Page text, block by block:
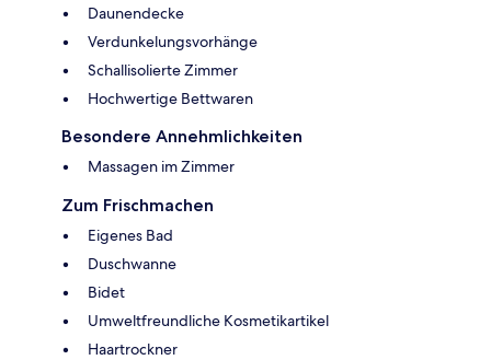
Daunendecke
Verdunkelungsvorhänge
Schallisolierte Zimmer
Hochwertige Bettwaren
Besondere Annehmlichkeiten
Massagen im Zimmer
Zum Frischmachen
Eigenes Bad
Duschwanne
Bidet
Umweltfreundliche Kosmetikartikel
Haartrockner